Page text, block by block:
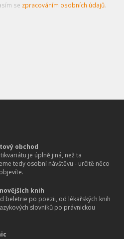
se zpracováním osobních údajů.
obchod
je úplně jiná, než ta
tedy osobní návštěvu - určitě něco
knih
beletrie po poezii, od lékařských knih
slovníků po právnickou